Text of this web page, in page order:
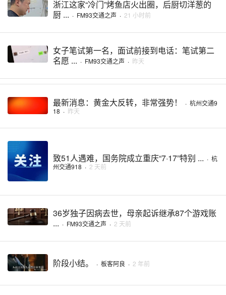
浙江这家“冷门”烤鱼店火出圈，后厨切洋葱的
厨 ... · FM93交通之声 · 21 小时前
女子笔试第一名，面试前接到电话：笔试第二
名愿 ... · FM93交通之声 · 昨天
最新消息：黄金大反转，非常强势！ · 杭州交通9
18 · 昨天
致51人遇难，国务院成立重庆“7·17”特别 ... · 杭
州交通918 · 2 天前
36岁独子因病去世，母亲起诉继承87个游戏账
... · FM93交通之声 · 2 天前
阶段小结。 · 板客阿良 · 2 年前